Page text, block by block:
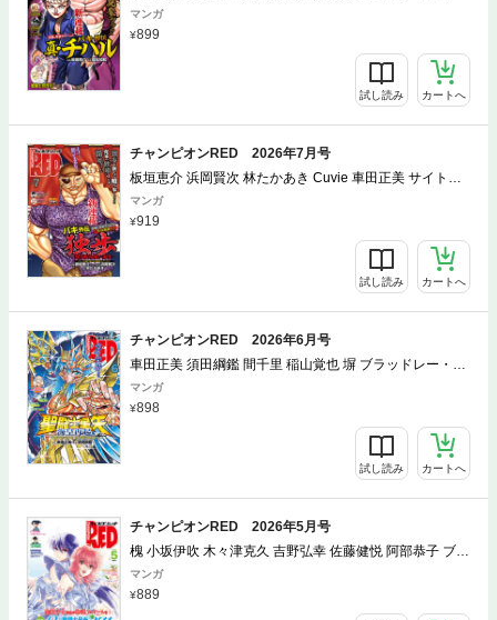
トウタ パーミン 間千里 ブラッドレー・ボンド＋フィリ
ップ・Ｎ・モーゼズ 田畑由秋 余湖裕輝 阿部恭子 ブル
木々津克久 吉野弘幸 佐藤健悦 槐 小坂伊吹 森永まさと
Cuvie かわのゆうすけ たーちゃん 叶景太 宇藤あかり ト
ホコウ 岸馬きらく Xぴえろ 井上行広 中山昌亮 車田正美
マンガ
899
試し読み カートへ
チャンピオンRED 2026年7月号
板垣恵介 浜岡賢次 林たかあき Cuvie 車田正美 サイトウ
ケンジ 上田信舟 トホコウ 岸馬きらく Xぴえろ たーちゃ
ん 叶景太 槐 小坂伊吹 間千里 高橋葉介 みもり 木々津克
久 井上行広 深見真 刻夜セイゴ パーミン 山口ミコト 北河
トウタ ブラッドレー・ボンド＋フィリップ・Ｎ・モーゼ
ズ 田畑由秋 余湖裕輝 フジヤ 稲山覚也 中山昌亮
マンガ
919
試し読み カートへ
チャンピオンRED 2026年6月号
車田正美 須田綱鑑 間千里 稲山覚也 塀 ブラッドレー・ボ
ンド＋フィリップ・Ｎ・モーゼズ 田畑由秋 余湖裕輝
Cuvie トホコウ 岸馬きらく Xぴえろ 吉野弘幸 佐藤健悦
山口ミコト 北河トウタ たーちゃん 叶景太 かわのゆうす
け 阿部恭子 ブル パーミン 深見真 刻夜セイゴ 槐 小坂伊
吹 木々津克久 井上行広 小太刀右京 半月板損傷 中山昌亮
マンガ
898
試し読み カートへ
チャンピオンRED 2026年5月号
槐 小坂伊吹 木々津克久 吉野弘幸 佐藤健悦 阿部恭子 ブル
深見真 刻夜セイゴ トホコウ 岸馬きらく Xぴえろ たーち
ゃん 叶景太 高橋葉介 みもり 稲山覚也 車田正美 久織ちま
き サイトウケンジ 上田信舟 中山昌亮 Cuvie 小太刀右京
マンガ
889